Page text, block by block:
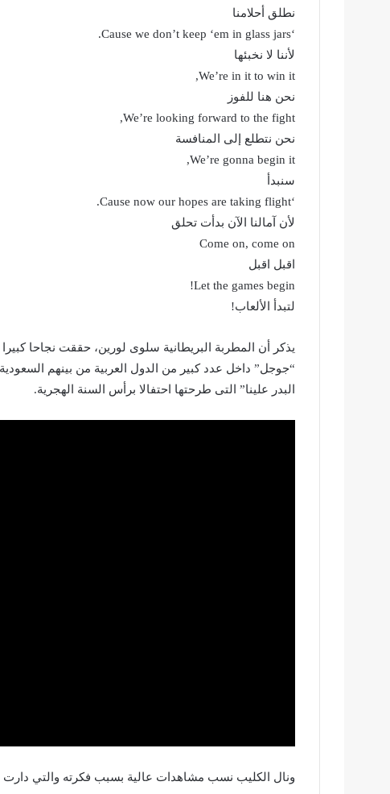
نطلق أحلامنا
‘Cause we don’t keep ‘em in glass jars.
لأننا لا نخبئها
We’re in it to win it,
نحن هنا للفوز
We’re looking forward to the fight,
نحن نتطلع إلى المنافسة
We’re gonna begin it,
سنبدأ
‘Cause now our hopes are taking flight.
لأن آمالنا الآن بدأت تحلق
Come on, come on
اقبل اقبل
Let the games begin!
لتبدأ الألعاب!
يذكر أن المطربة البريطانية سلوى لورين، حققت نجاحا
“جوجل” داخل عدد كبير من الدول العربية من بينهم
البدر علينا” التى طرحتها احتفالا برأس السنة الهجرية.
ونال الكليب نسب مشاهدات عالية بسبب فكرته والتي دارت